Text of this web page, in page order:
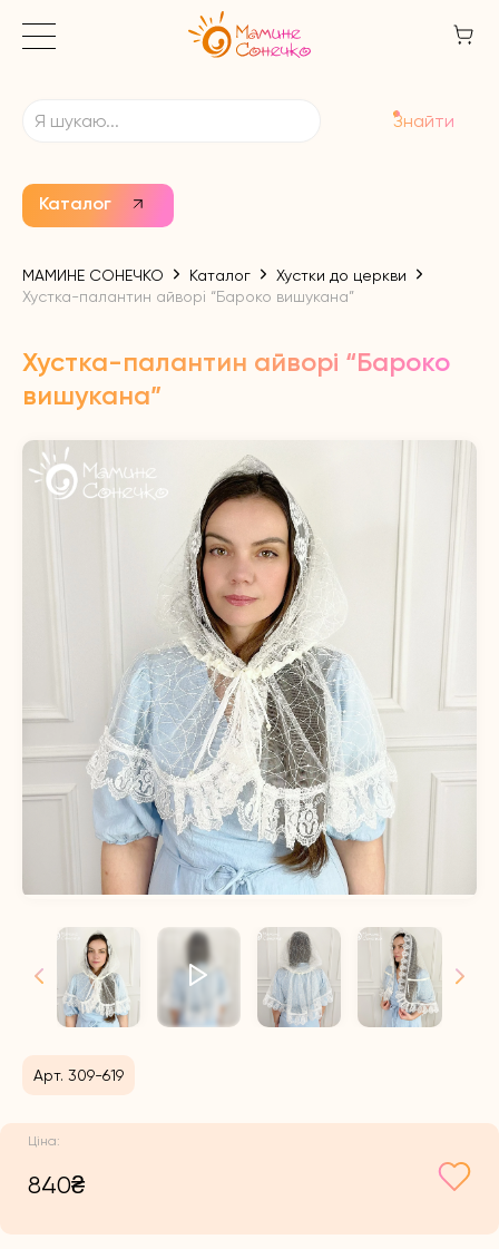
Каталог
Знайти
МАМИНЕ СОНЕЧКО Каталог
Хустки до церкви
Хустка-палантин айворі “Бароко вишукана”
Хустка-палантин айворі “Бароко
вишукана”
Арт. 309-619
840₴